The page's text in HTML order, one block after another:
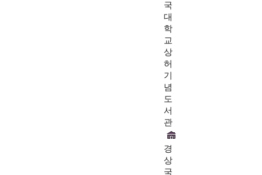
국
대
학
교
상
허
기
념
도
서
관
경
상
국